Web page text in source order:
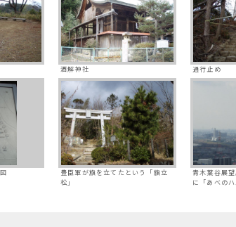
酒解神社 通行止め
豊臣軍が旗を立てたという「旗立
松」
青木葉谷展
に「あべのハ